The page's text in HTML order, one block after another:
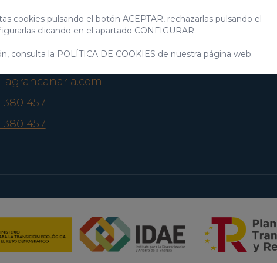
Gran Canaria
380 457
380 457
Sobre nosotros
cookies pulsando el botón ACEPTAR, rechazarlas pulsando el
clicando en el apartado CONFIGURAR.
consulta la POLÍTICA DE COOKIES de nuestra página web.